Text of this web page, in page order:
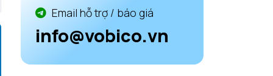
Email hỗ trợ / báo giá
info@vobico.vn